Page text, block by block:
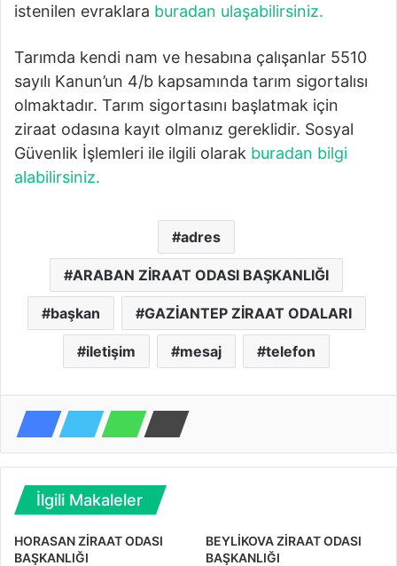
istenilen evraklara buradan ulaşabilirsiniz.
Tarımda kendi nam ve hesabına çalışanlar 5510
sayılı Kanun’un 4/b kapsamında tarım sigortalısı
olmaktadır. Tarım sigortasını başlatmak için
ziraat odasına kayıt olmanız gereklidir. Sosyal
Güvenlik İşlemleri ile ilgili olarak buradan bilgi
alabilirsiniz.
adres
ARABAN ZİRAAT ODASI BAŞKANLIĞI
başkan GAZİANTEP ZİRAAT ODALARI
iletişim mesaj telefon
İlgili Makaleler
HORASAN ZİRAAT ODASI
BAŞKANLIĞI
BEYLİKOVA ZİRAAT ODASI
BAŞKANLIĞI